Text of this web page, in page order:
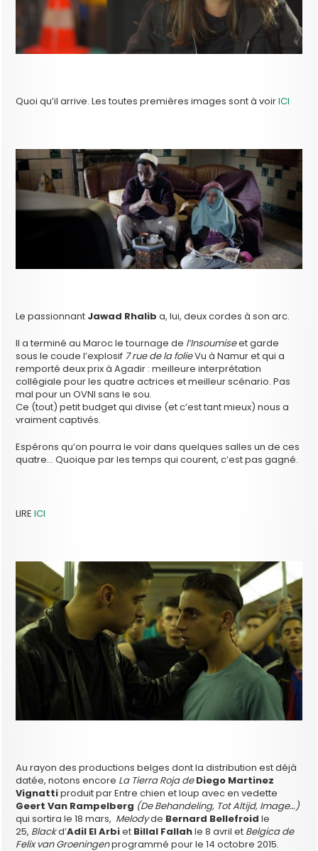
Quoi qu’il arrive. Les toutes premières images sont à voirICI
Le passionnant Jawad Rhalib a, lui, deux cordes à son arc.
Il a terminé au Maroc le tournage de l’Insoumiseet garde
sous le coude l’explosif 7 rue de la folieVu à Namur et qui a
remporté deux prix à Agadir : meilleure interprétation
collégiale pour les quatre actrices et meilleur scénario. Pas
mal pour un OVNI sans le sou.
Ce (tout) petit budget qui divise (et c’est tant mieux) nous a
vraiment captivés.
Espérons qu’on pourra le voir dans quelques salles un de ces
quatre… Quoique par les temps qui courent, c’est pas gagné.
LIREICI
Au rayon des productions belges dont la distribution est déjà
datée, notons encore La Tierra Roja deDiego Martinez
Vignattiproduit par Entre chien et loup avec en vedette
Geert Van Rampelberg (De Behandeling, Tot Altijd, Image…)
qui sortira le 18 mars, Melodyde Bernard Bellefroid le
25, Blackd’Adil El Arbiet Billal Fallahle 8 avril et Belgica de
Felix van Groeningenprogrammé pour le 14 octobre 2015.